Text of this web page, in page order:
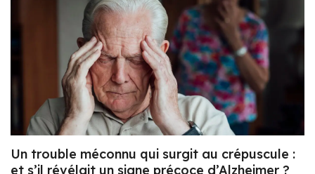
Un trouble méconnu qui surgit au crépuscule :
et s’il révélait un signe précoce d’Alzheimer ?